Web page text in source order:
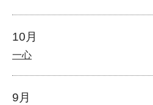
10月
一心
9月